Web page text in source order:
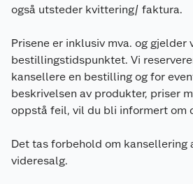
også utsteder kvittering/ faktura.
Prisene er inklusiv mva. og gjelder
bestillingstidspunktet. Vi
kansellere en bestilling og for
beskrivelsen av produkter, priser
oppstå feil, vil du bli informert om
Det tas forbehold om kansellering
videresalg.